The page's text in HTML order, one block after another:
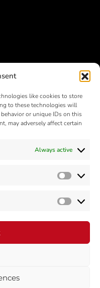
like cookies to store
to these technologies will
or unique IDs on this
may adversely affect certain
Always active
Orri
SOCIAUX